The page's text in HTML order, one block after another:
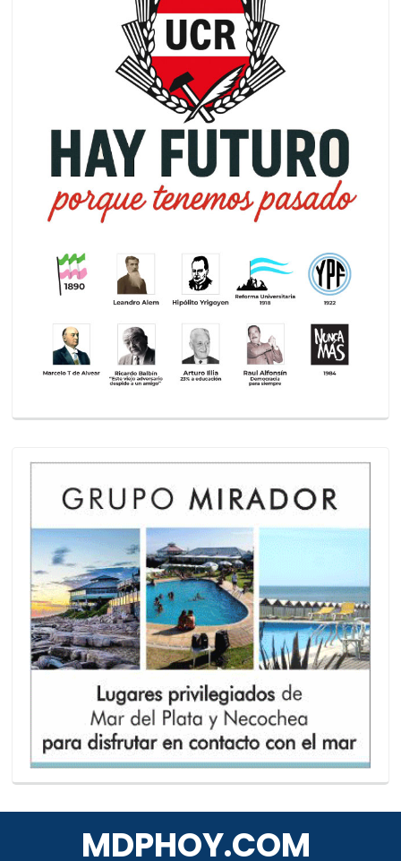
MDPHOY.COM